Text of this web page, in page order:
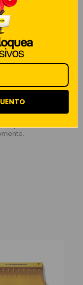
y web en este